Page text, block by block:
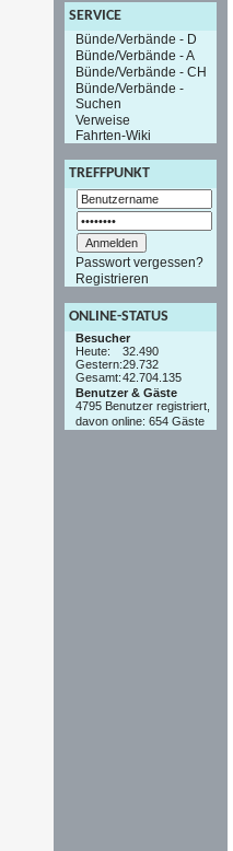
SERVICE
Bünde/Verbände - D
Bünde/Verbände - A
Bünde/Verbände - CH
Bünde/Verbände -
Suchen
Verweise
Fahrten-Wiki
TREFFPUNKT
Passwort vergessen?
Registrieren
ONLINE-STATUS
Besucher
Heute:
32.490
Gestern:29.732
Gesamt:42.704.135
Benutzer & Gäste
4795 Benutzer registriert,
davon online: 654 Gäste